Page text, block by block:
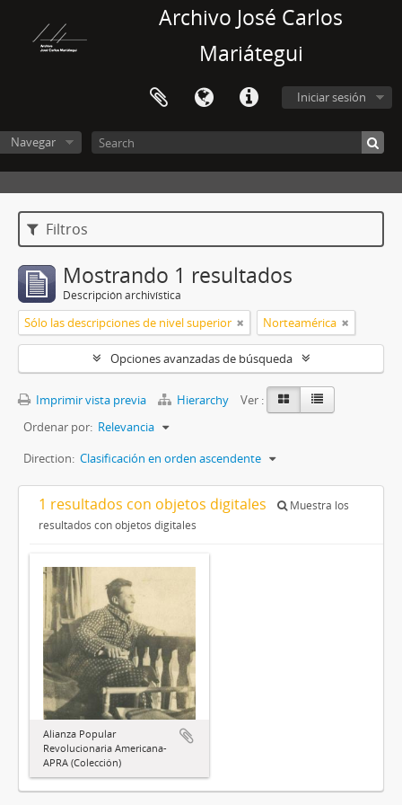
Archivo José Carlos
Mariátegui
Iniciar sesión
Navegar
Filtros
Mostrando 1 resultados
Descripción archivística
Sólo las descripciones de nivel superior Norteamérica
Opciones avanzadas de búsqueda
Imprimir vista previa Hierarchy
Ver :
Ordenar por: Relevancia
Direction: Clasificación en orden ascendente
1 resultados con objetos digitales
Muestra los
resultados con objetos digitales
Alianza Popular
Revolucionaria Americana-
APRA (Colección)